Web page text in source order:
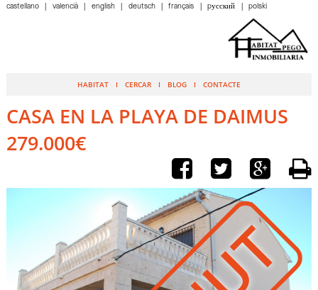
HABITAT CERCAR BLOG CONTACTE
castellano valencià english deutsch français pусский polski
CASA EN LA PLAYA DE DAIMUS
279.000€